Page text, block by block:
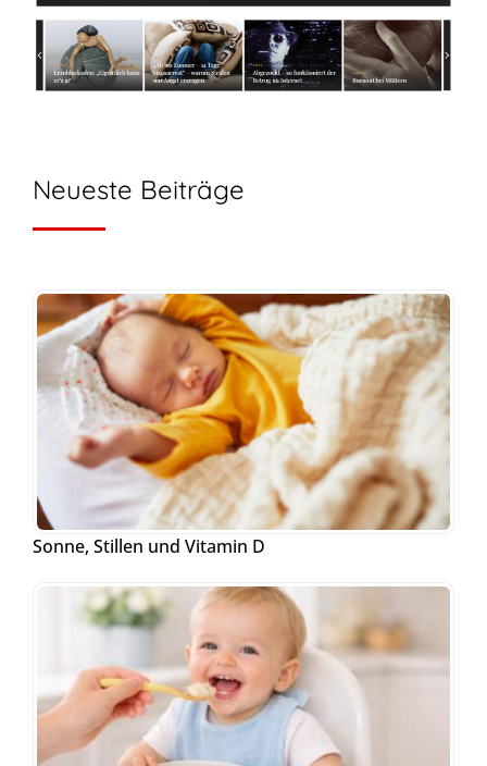
Neueste Beiträge
Sonne, Stillen und Vitamin D